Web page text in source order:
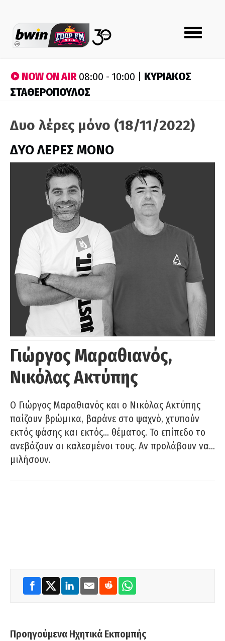
Toggle
navigation
NOW ON AIR08:00 - 10:00 | ΚΥΡΙΑΚΟΣ
ΣΤΑΘΕΡΟΠΟΥΛΟΣ
Δυο λέρες μόνο (18/11/2022)
ΔΥΟ ΛΕΡΕΣ ΜΟΝΟ
Γιώργος Μαραθιανός,
Νικόλας Ακτύπης
Ο Γιώργος Μαραθιανός και ο Νικόλας Ακτύπης
παίζουν βρώμικα, βαράνε στο ψαχνό, χτυπούν
εκτός φάσης και εκτός… θέματος. Το επίπεδο το
ανεβάζουν οι καλεσμένοι τους. Αν προλάβουν να…
μιλήσουν.
Προηγούμενα Ηχητικά Εκπομπής